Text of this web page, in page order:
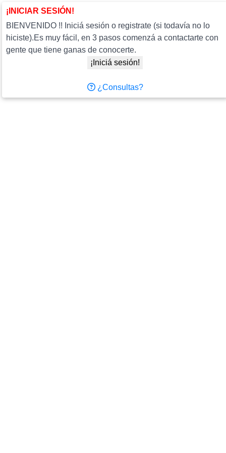
¡INICIAR SESIÓN!
BIENVENIDO !! Iniciá sesión o registrate (si todavía no lo
hiciste).Es muy fácil, en 3 pasos comenzá a contactarte con
gente que tiene ganas de conocerte.
¡Iniciá sesión!
¿Consultas?